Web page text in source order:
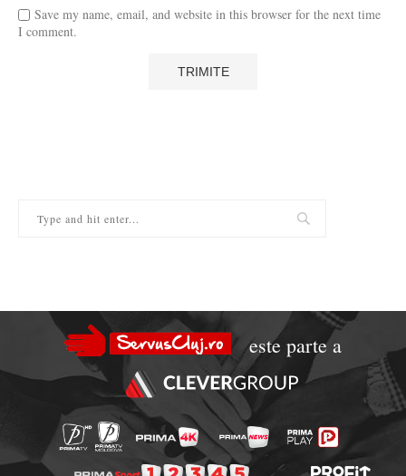
Save my name, email, and website in this browser for the next time
I comment.
este parte a